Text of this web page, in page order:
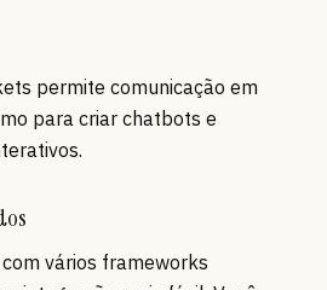
permite comunicação em
para criar chatbots e
vários frameworks